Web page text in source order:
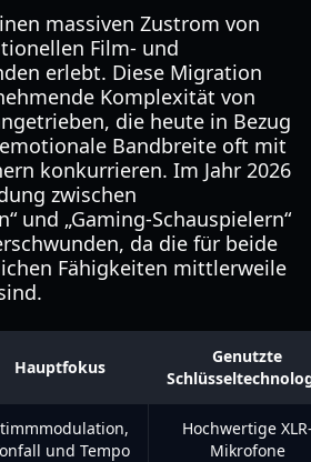
massiven Zustrom von
Film- und
erlebt. Diese Migration
Komplexität von
die heute in Bezug
Bandbreite oft mit
konkurrieren. Im Jahr 2026
zwischen
und „Gaming-Schauspielern“
da die für beide
Fähigkeiten mittlerweile
Hauptfokus
Genutzte
und Tempo
Hochwertige
Mikrofone